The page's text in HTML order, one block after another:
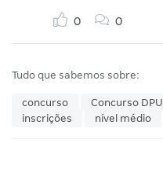
0 0
Tudo que sabemos sobre:
concurso Concurso DPU
inscrições
nível médio